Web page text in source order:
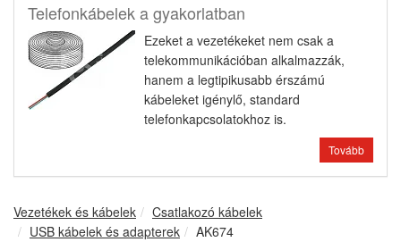
Telefonkábelek a gyakorlatban
Ezeket a vezetékeket nem csak a
telekommunikációban alkalmazzák,
hanem a legtipikusabb érszámú
kábeleket igénylő, standard
telefonkapcsolatokhoz is.
Tovább
Vezetékek és kábelek
Csatlakozó kábelek
USB kábelek és adapterek
AK674